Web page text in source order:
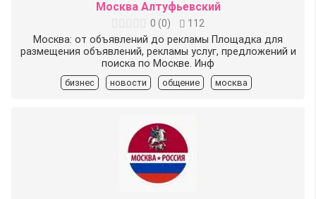
Москва Алтуфьевский
0 (0)
112
Москва: от объявлений до рекламы Площадка для
размещения объявлений, рекламы услуг, предложений и
поиска по Москве. Инф
бизнес новости общение москва